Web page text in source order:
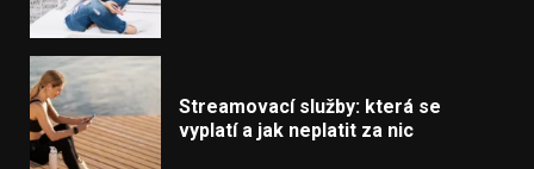
Streamovací služby: která se
vyplatí a jak neplatit za nic